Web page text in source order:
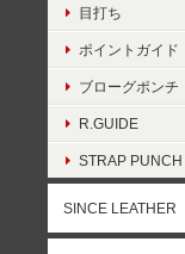
目打ち
ポイントガイド
ブローグポンチ
R.GUIDE
STRAP PUNCH
SINCE LEATHER